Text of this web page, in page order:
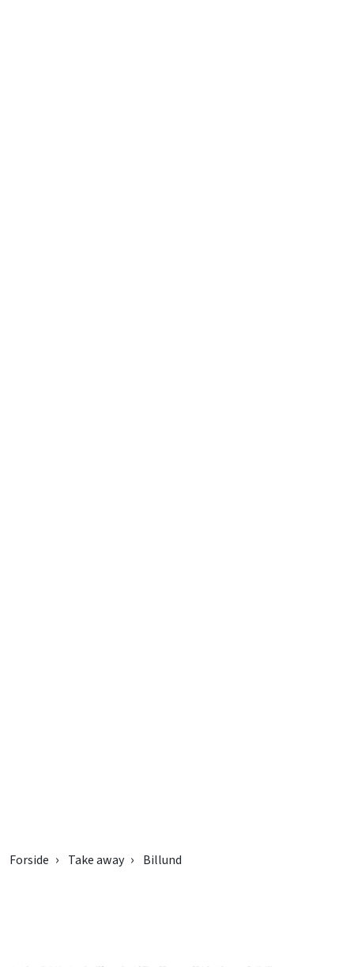
Forside Take away Billund